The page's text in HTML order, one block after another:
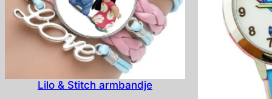
Lilo & Stitch armbandje